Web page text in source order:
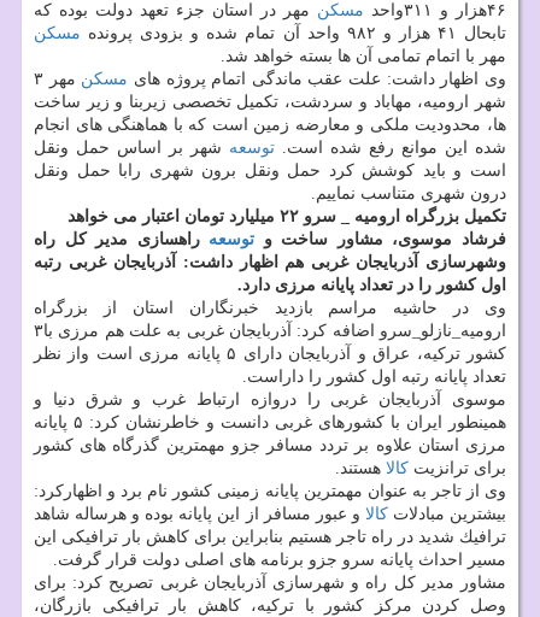
۴۶هزار و ۳۱۱واحد
مسكن مهر در استان جزء تعهد دولت بوده كه
تابحال ۴۱ هزار و ۹۸۲ واحد آن تمام شده و بزودی پرونده
مسكن
مهر با اتمام تمامی آن ها بسته خواهد شد.
وی اظهار داشت: علت عقب ماندگی اتمام پروژه های مسكن
مهر ۳
شهر ارومیه، مهاباد و سردشت، تكمیل تخصصی زیربنا و زیر ساخت
ها، محدودیت ملكی و معارضه زمین است كه با هماهنگی های انجام
شده این موانع رفع شده است. توسعه شهر بر اساس حمل ونقل
است و باید كوشش كرد حمل ونقل برون شهری رابا حمل ونقل
درون شهری متناسب نماییم.
تكمیل بزرگراه ارومیه _ سرو ۲۲ میلیارد تومان اعتبار می خواهد
فرشاد موسوی، مشاور ساخت و توسعه راهسازی مدیر كل راه
وشهرسازی آذربایجان غربی هم اظهار داشت: آذربایجان غربی رتبه
اول كشور را در تعداد پایانه مرزی دارد.
وی در حاشیه مراسم بازدید خبرنگاران استان از بزرگراه
ارومیه_نازلو_سرو اضافه كرد: آذربایجان غربی به علت هم مرزی با۳
كشور تركیه، عراق و آذربایجان دارای ۵ پایانه مرزی است واز نظر
تعداد پایانه رتبه اول كشور را داراست.
موسوی آذربایجان غربی را دروازه ارتباط غرب و شرق دنیا و
همینطور ایران با كشورهای غربی دانست و خاطرنشان كرد: ۵ پایانه
مرزی استان علاوه بر تردد مسافر جزو مهمترین گذرگاه های كشور
برای ترانزیت كالا هستند.
وی از تاجر به عنوان مهمترین پایانه زمینی كشور نام برد و اظهاركرد:
بیشترین مبادلاتكالا و عبور مسافر از این پایانه بوده و هرساله شاهد
ترافیك شدید در راه تاجر هستیم بنابراین برای كاهش بار ترافیكی این
مسیر احداث پایانه سرو جزو برنامه های اصلی دولت قرار گرفت.
مشاور مدیر كل راه و شهرسازی آذربایجان غربی تصریح كرد: برای
وصل كردن مركز كشور با تركیه، كاهش بار ترافیكی بازرگان،